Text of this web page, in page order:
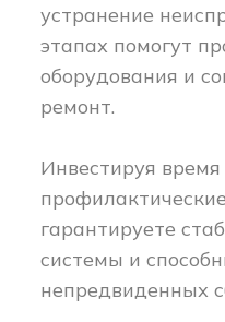
устранение
этапах помогут
оборудования и
ремонт.
Инвестируя
гарантируете
системы и
непредвиденных